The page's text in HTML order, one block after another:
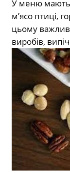
У меню мають
м’ясо птиці,
цьому
виробів,